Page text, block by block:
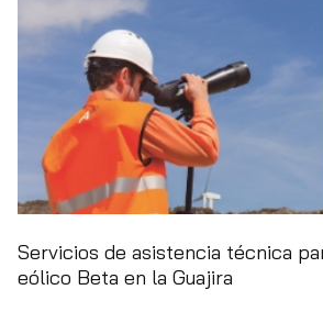
Servicios de asistencia técnica
eólico Beta en la Guajira